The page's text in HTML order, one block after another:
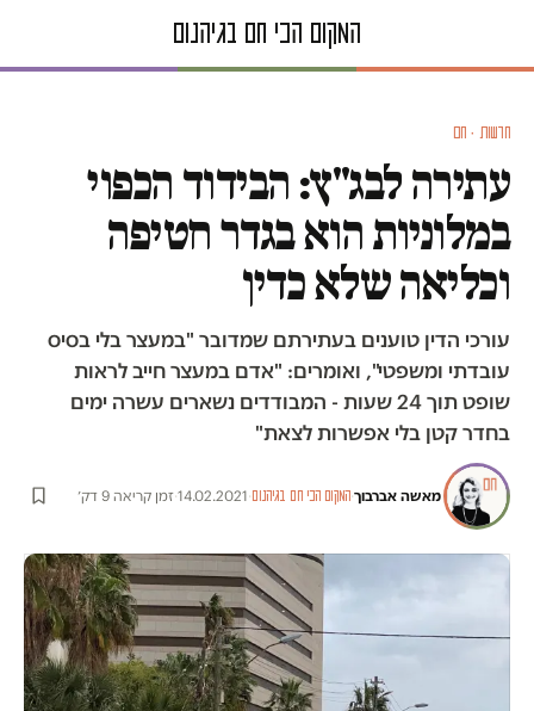
חדשות · חם
עתירה לבג"ץ: הבידוד הכפוי
במלוניות הוא בגדר חטיפה
וכליאה שלא כדין
עורכי הדין טוענים בעתירתם שמדובר "במעצר בלי בסיס
עובדתי ומשפטי", ואומרים: "אדם במעצר חייב לראות
שופט תוך 24 שעות - המבודדים נשארים עשרה ימים
בחדר קטן בלי אפשרות לצאת"
מאשה אברבוך·המקום הכי חם בגיהנום·
14.02.2021
·זמן קריאה 9 דק׳